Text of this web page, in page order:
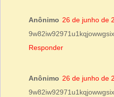
Anônimo 26 de junho de
Responder
Anônimo 26 de junho de